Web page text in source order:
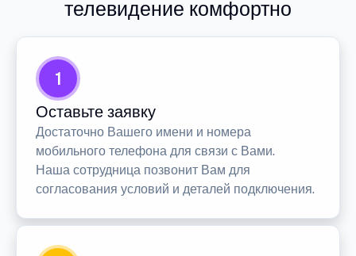
телевидение комфортно
1
Оставьте заявку
Достаточно Вашего имени и номера
мобильного телефона для связи с Вами.
Наша сотрудница позвонит Вам для
согласования условий и деталей подключения.